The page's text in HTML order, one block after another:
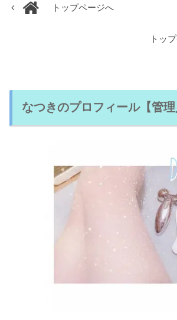
トップページへ
トッ
なつきのプロフィール【管理